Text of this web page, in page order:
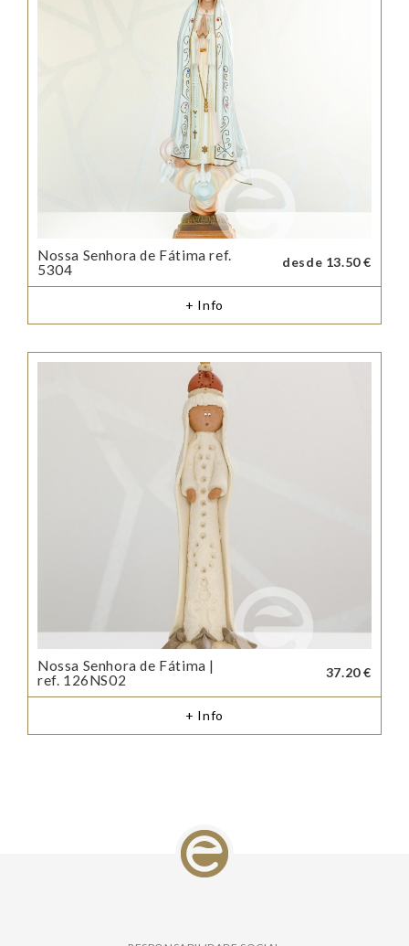
Nossa Senhora de Fátima ref.
5304
desde 13.50 €
+ Info
Nossa Senhora de Fátima |
ref. 126NS02
37.20 €
+ Info